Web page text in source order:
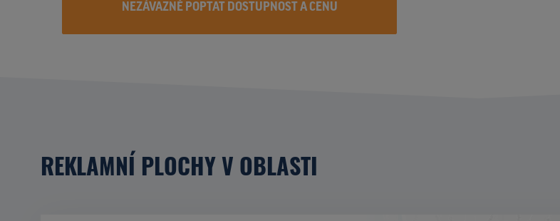
NEZÁVAZNĚ POPTAT DOSTUPNOST A CENU
REKLAMNÍ PLOCHY V OBLASTI